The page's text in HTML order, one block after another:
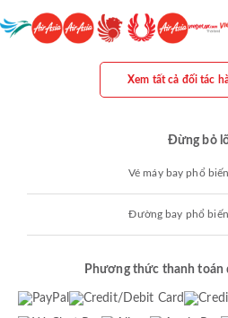
Xem tất cả đối tác
Đừng bỏ
Vé máy bay phổ
Đường bay phổ
Phương thức thanh toán